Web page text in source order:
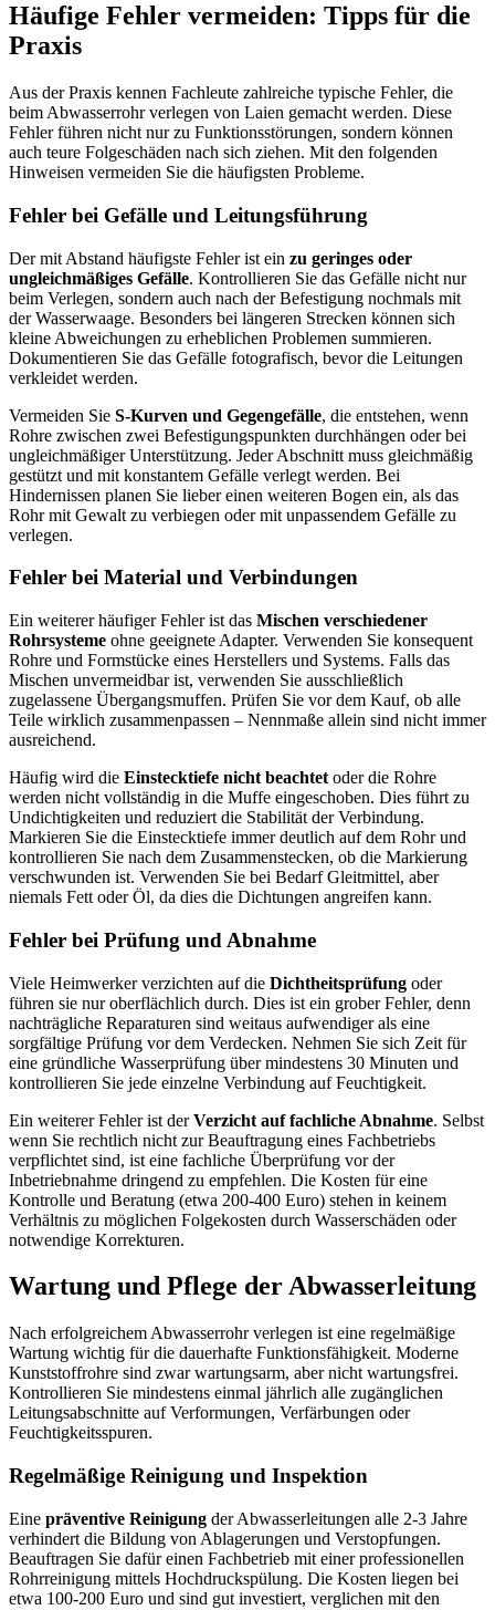
Häufige Fehler vermeiden: Tipps für die
Praxis
Aus der Praxis kennen Fachleute zahlreiche typische Fehler, die
beim Abwasserrohr verlegen von Laien gemacht werden. Diese
Fehler führen nicht nur zu Funktionsstörungen, sondern können
auch teure Folgeschäden nach sich ziehen. Mit den folgenden
Hinweisen vermeiden Sie die häufigsten Probleme.
Fehler bei Gefälle und Leitungsführung
Der mit Abstand häufigste Fehler ist ein zu geringes oder
ungleichmäßiges Gefälle. Kontrollieren Sie das Gefälle nicht nur
beim Verlegen, sondern auch nach der Befestigung nochmals mit
der Wasserwaage. Besonders bei längeren Strecken können sich
kleine Abweichungen zu erheblichen Problemen summieren.
Dokumentieren Sie das Gefälle fotografisch, bevor die Leitungen
verkleidet werden.
Vermeiden Sie S-Kurven und Gegengefälle, die entstehen, wenn
Rohre zwischen zwei Befestigungspunkten durchhängen oder bei
ungleichmäßiger Unterstützung. Jeder Abschnitt muss gleichmäßig
gestützt und mit konstantem Gefälle verlegt werden. Bei
Hindernissen planen Sie lieber einen weiteren Bogen ein, als das
Rohr mit Gewalt zu verbiegen oder mit unpassendem Gefälle zu
verlegen.
Fehler bei Material und Verbindungen
Ein weiterer häufiger Fehler ist das Mischen verschiedener
Rohrsysteme ohne geeignete Adapter. Verwenden Sie konsequent
Rohre und Formstücke eines Herstellers und Systems. Falls das
Mischen unvermeidbar ist, verwenden Sie ausschließlich
zugelassene Übergangsmuffen. Prüfen Sie vor dem Kauf, ob alle
Teile wirklich zusammenpassen – Nennmaße allein sind nicht immer
ausreichend.
Häufig wird die Einstecktiefe nicht beachtet oder die Rohre
werden nicht vollständig in die Muffe eingeschoben. Dies führt zu
Undichtigkeiten und reduziert die Stabilität der Verbindung.
Markieren Sie die Einstecktiefe immer deutlich auf dem Rohr und
kontrollieren Sie nach dem Zusammenstecken, ob die Markierung
verschwunden ist. Verwenden Sie bei Bedarf Gleitmittel, aber
niemals Fett oder Öl, da dies die Dichtungen angreifen kann.
Fehler bei Prüfung und Abnahme
Viele Heimwerker verzichten auf die Dichtheitsprüfung oder
führen sie nur oberflächlich durch. Dies ist ein grober Fehler, denn
nachträgliche Reparaturen sind weitaus aufwendiger als eine
sorgfältige Prüfung vor dem Verdecken. Nehmen Sie sich Zeit für
eine gründliche Wasserprüfung über mindestens 30 Minuten und
kontrollieren Sie jede einzelne Verbindung auf Feuchtigkeit.
Ein weiterer Fehler ist derVerzicht auf fachliche Abnahme. Selbst
wenn Sie rechtlich nicht zur Beauftragung eines Fachbetriebs
verpflichtet sind, ist eine fachliche Überprüfung vor der
Inbetriebnahme dringend zu empfehlen. Die Kosten für eine
Kontrolle und Beratung (etwa 200-400 Euro) stehen in keinem
Verhältnis zu möglichen Folgekosten durch Wasserschäden oder
notwendige Korrekturen.
Wartung und Pflege der Abwasserleitung
Nach erfolgreichem Abwasserrohr verlegen ist eine regelmäßige
Wartung wichtig für die dauerhafte Funktionsfähigkeit. Moderne
Kunststoffrohre sind zwar wartungsarm, aber nicht wartungsfrei.
Kontrollieren Sie mindestens einmal jährlich alle zugänglichen
Leitungsabschnitte auf Verformungen, Verfärbungen oder
Feuchtigkeitsspuren.
Regelmäßige Reinigung und Inspektion
Eine präventive Reinigung der Abwasserleitungen alle 2-3 Jahre
verhindert die Bildung von Ablagerungen und Verstopfungen.
Beauftragen Sie dafür einen Fachbetrieb mit einer professionellen
Rohrreinigung mittels Hochdruckspülung. Die Kosten liegen bei
etwa 100-200 Euro und sind gut investiert, verglichen mit den